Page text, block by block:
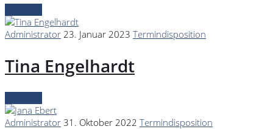
Administrator 23. Januar 2023 Termindisposition
Tina Engelhardt
Administrator 31. Oktober 2022 Termindisposition